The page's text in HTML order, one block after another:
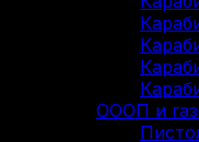
ОООП и